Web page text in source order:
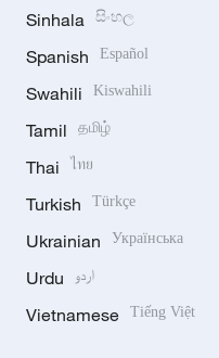
Sinhala සිංහල
Spanish Español
Swahili Kiswahili
Tamil தமிழ்
Thai ไทย
Turkish Türkçe
Ukrainian Українська
Urdu اردو
Vietnamese Tiếng Việt